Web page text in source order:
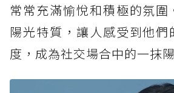
常常充滿愉悅和積極的氛圍
陽光特質，讓人感受到他們
度，成為社交場合中的一抹